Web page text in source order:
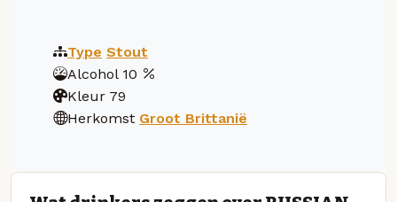
Type Stout
Alcohol 10
Kleur 79
Herkomst Groot Brittanië